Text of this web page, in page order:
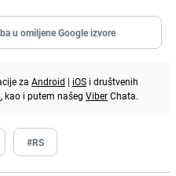
u omiljene Google izvore
za Android | iOS i društvenih
, kao i putem našeg ViberChata.
#RS